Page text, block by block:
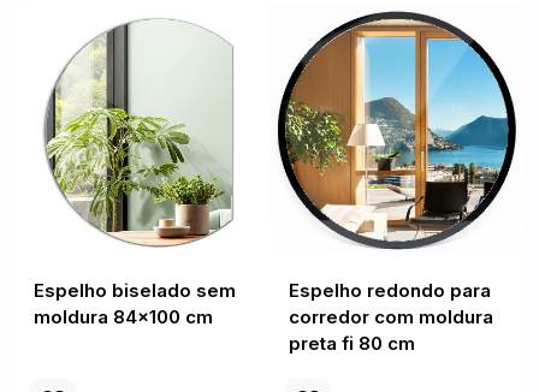
Espelho biselado sem
moldura 84x100 cm
Espelho redondo para
corredor com moldura
preta fi 80 cm